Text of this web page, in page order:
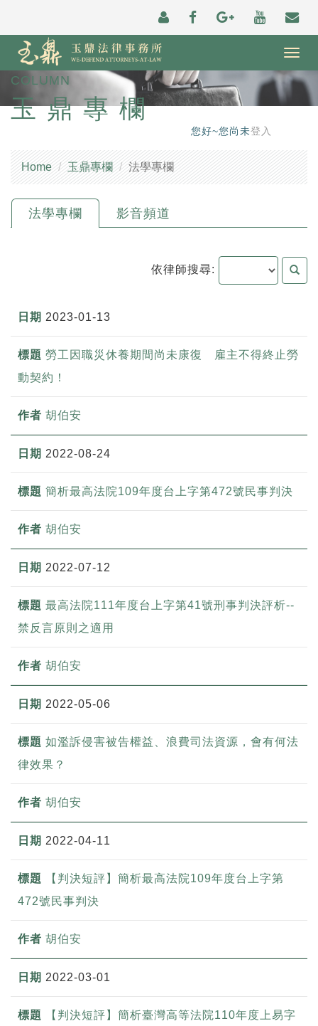
COLUMN
玉鼎專欄
您好~您尚未登入
Home 玉鼎專欄 法學專欄
法學專欄 影音頻道
依律師搜尋:
2023-01-13
勞工因職災休養期間尚未康復 雇主不得終止勞
動契約！
胡伯安
2022-08-24
簡析最高法院109年度台上字第472號民事判決
胡伯安
2022-07-12
最高法院111年度台上字第41號刑事判決評析--
禁反言原則之適用
胡伯安
2022-05-06
如濫訴侵害被告權益、浪費司法資源，會有何法
律效果？
胡伯安
2022-04-11
【判決短評】簡析最高法院109年度台上字第
472號民事判決
胡伯安
2022-03-01
【判決短評】簡析臺灣高等法院110年度上易字